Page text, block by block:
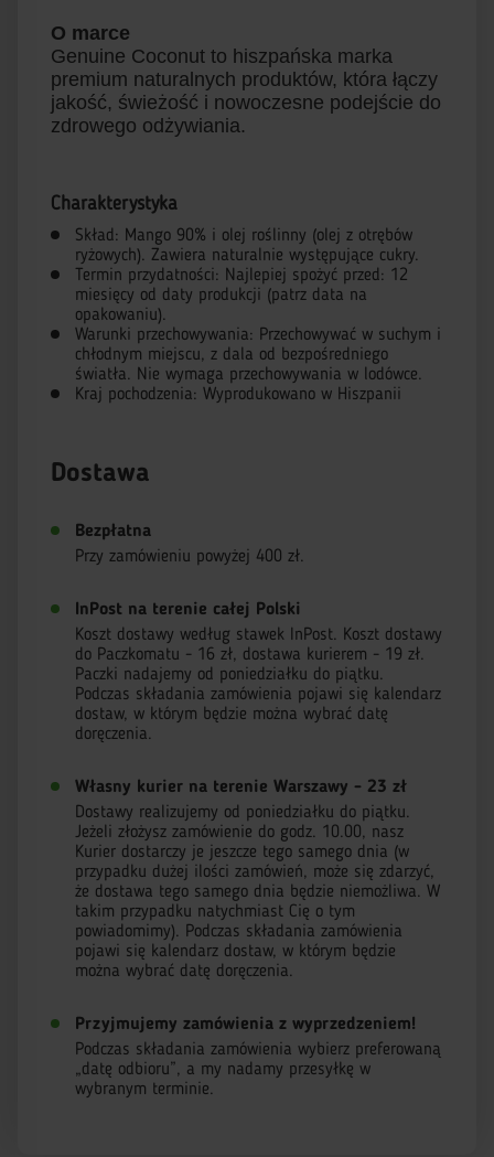
O marce
Genuine Coconut to hiszpańska marka
premium naturalnych produktów, która łączy
jakość, świeżość i nowoczesne podejście do
zdrowego odżywiania.
Charakterystyka
Skład: Mango 90% i olej roślinny (olej z otrębów
ryżowych). Zawiera naturalnie występujące cukry.
Termin przydatności: Najlepiej spożyć przed: 12
miesięcy od daty produkcji (patrz data na
opakowaniu).
Warunki przechowywania: Przechowywać w suchym i
chłodnym miejscu, z dala od bezpośredniego
światła. Nie wymaga przechowywania w lodówce.
Kraj pochodzenia: Wyprodukowano w Hiszpanii
Dostawa
Bezpłatna
Przy zamówieniu powyżej 400 zł.
InPost na terenie całej Polski
Koszt dostawy według stawek InPost. Koszt dostawy
do Paczkomatu - 16 zł, dostawa kurierem - 19 zł.
Paczki nadajemy od poniedziałku do piątku.
Podczas składania zamówienia pojawi się kalendarz
dostaw, w którym będzie można wybrać datę
doręczenia.
Własny kurier na terenie Warszawy - 23 zł
Dostawy realizujemy od poniedziałku do piątku.
Jeżeli złożysz zamówienie do godz. 10.00, nasz
Kurier dostarczy je jeszcze tego samego dnia (w
przypadku dużej ilości zamówień, może się zdarzyć,
że dostawa tego samego dnia będzie niemożliwa. W
takim przypadku natychmiast Cię o tym
powiadomimy). Podczas składania zamówienia
pojawi się kalendarz dostaw, w którym będzie
można wybrać datę doręczenia.
Przyjmujemy zamówienia z wyprzedzeniem!
Podczas składania zamówienia wybierz preferowaną
„datę odbioru”, a my nadamy przesyłkę w
wybranym terminie.